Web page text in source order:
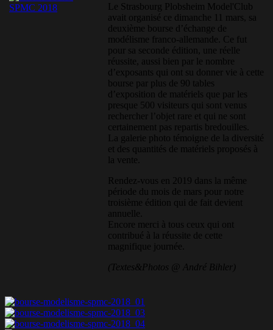
Le Strasbourg Plobsheim Model'Club
avait organisé ce dimanche 11 mars, sa
deuxième bourse d’échange de
modélisme franco-allemande. Ce fut
pour sa seconde édition, une réelle
réussite, aussi bien par le nombre
d’exposants qui ont su donner vie à cette
bourse par plus de 90 tables
d’exposition de matériels que par les
presque 500 visiteurs qui sont venus
rechercher l’objet rare et qui ne sont
certainement pas repartis bredouilles.
La galerie photo témoigne de la diversité
et des quantités de matériels proposés à
la vente.
Rendez-vous en 2019 dans la même
période du mois de mars pour notre
troisième édition qui de fait devient
annuelle.
Encore merci à tous ceux qui ont
contribué à la réussite de cette
magnifique journée.
(Textes&Photos @ André Bihler)